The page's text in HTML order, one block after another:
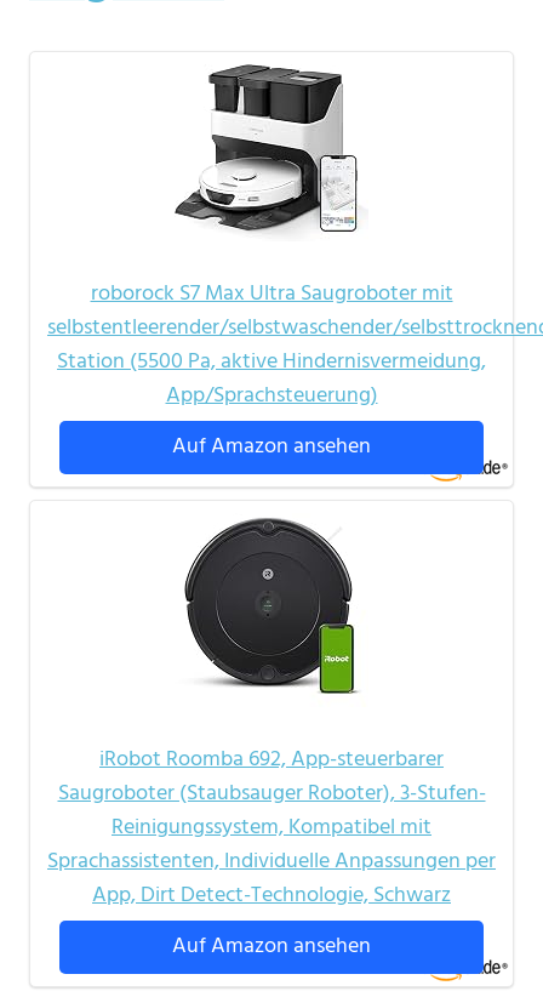
roborock S7 Max Ultra Saugroboter mit
selbstentleerender/selbstwaschender/
Station (5500 Pa, aktive Hindernisvermeidung,
App/Sprachsteuerung)
Auf Amazon ansehen
iRobot Roomba 692, App-steuerbarer
Saugroboter (Staubsauger Roboter), 3-Stufen-
Reinigungssystem, Kompatibel mit
Sprachassistenten, Individuelle Anpassungen per
App, Dirt Detect-Technologie, Schwarz
Auf Amazon ansehen